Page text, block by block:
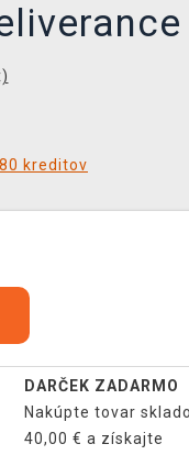
kreditov
DARČEK ZADARMO
Nakúpte tovar
40,00 € a získajte